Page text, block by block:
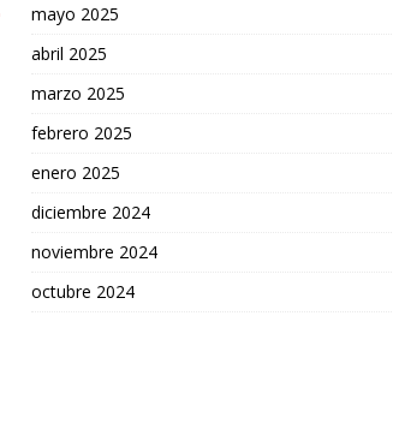
mayo 2025
abril 2025
marzo 2025
febrero 2025
enero 2025
diciembre 2024
noviembre 2024
octubre 2024